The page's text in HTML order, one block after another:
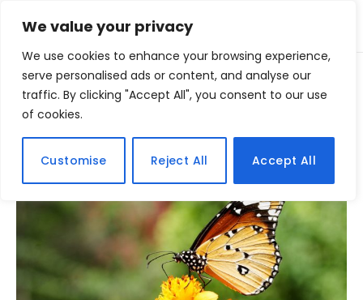
We value your privacy
We use cookies to enhance your browsing experience,
serve personalised ads or content, and analyse our
traffic. By clicking "Accept All", you consent to our use
of cookies.
Customise Reject All Accept All
Home » Posts Tagged "letraB"
BROWSING: